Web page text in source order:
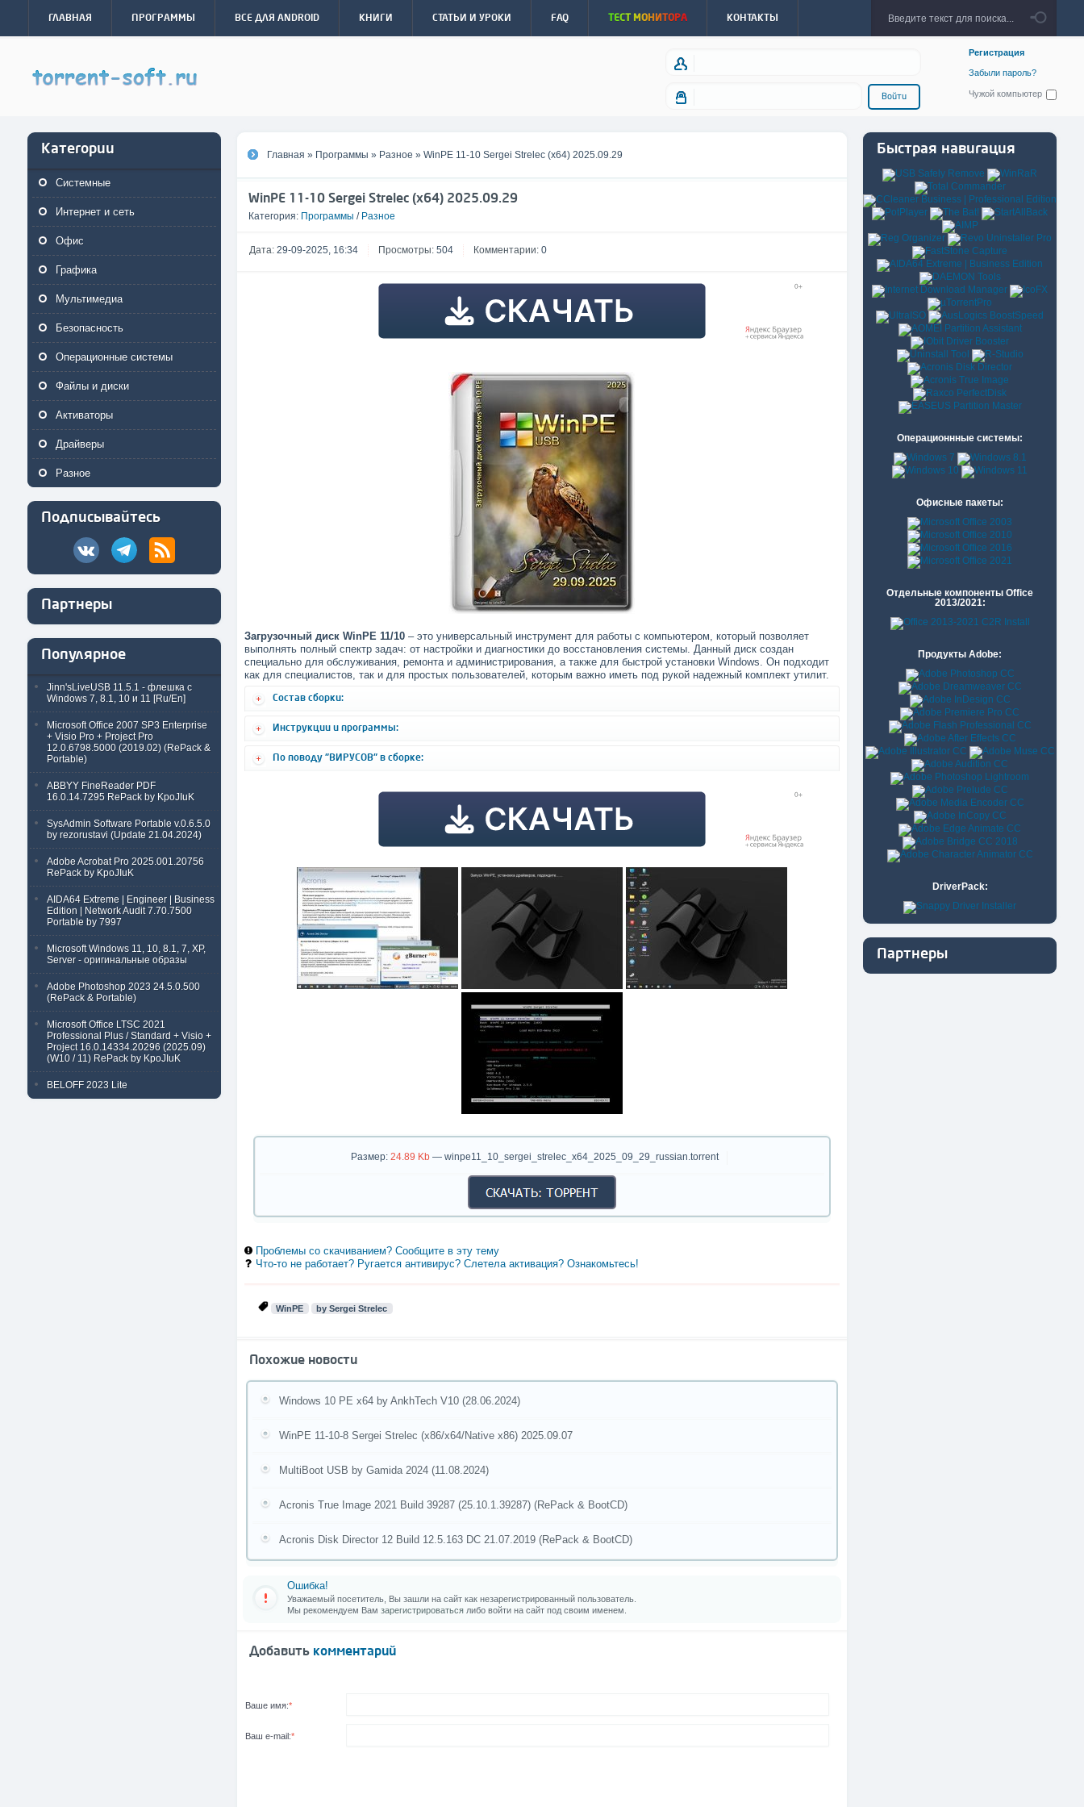
ГЛАВНАЯ ПРОГРАММЫ ВСЕ ДЛЯ ANDROID КНИГИ СТАТЬИ И УРОКИ FAQ ТЕСТ МОНИТОРА КОНТАКТЫ
Войти
Регистрация
Забыли пароль?
Чужой компьютер
Категории
Системные
Интернет и сеть
Офис
Графика
Мультимедиа
Безопасность
Операционные системы
Файлы и диски
Активаторы
Драйверы
Разное
Подписывайтесь
Партнеры
Популярное
Jinn'sLiveUSB 11.5.1 - флешка с
Windows 7, 8.1, 10 и 11 [Ru/En]
Microsoft Office 2007 SP3 Enterprise
+ Visio Pro + Project Pro
12.0.6798.5000 (2019.02) (RePack &
Portable)
ABBYY FineReader PDF
16.0.14.7295 RePack by KpoJIuK
SysAdmin Software Portable v.0.6.5.0
by rezorustavi (Update 21.04.2024)
Adobe Acrobat Pro 2025.001.20756
RePack by KpoJIuK
AIDA64 Extreme | Engineer | Business
Edition | Network Audit 7.70.7500
Portable by 7997
Microsoft Windows 11, 10, 8.1, 7, XP,
Server - оригинальные образы
Adobe Photoshop 2023 24.5.0.500
(RePack & Portable)
Microsoft Office LTSC 2021
Professional Plus / Standard + Visio +
Project 16.0.14334.20296 (2025.09)
(W10 / 11) RePack by KpoJIuK
BELOFF 2023 Lite
Быстрая навигация
Операционнные системы:
Офисные пакеты:
Отдельные компоненты Office
2013/2021:
Продукты Adobe:
DriverPack:
Партнеры
Главная » Программы » Разное » WinPE 11-10 Sergei Strelec (x64) 2025.09.29
WinPE 11-10 Sergei Strelec (x64) 2025.09.29
Категория: Программы / Разное
Дата:29-09-2025, 16:34 Просмотры:504 Комментарии:0
Загрузочный диск WinPE 11/10– это универсальный инструмент для работы с компьютером, который позволяет
выполнять полный спектр задач: от настройки и диагностики до восстановления системы. Данный диск создан
специально для обслуживания, ремонта и администрирования, а также для быстрой установки Windows. Он подходит
как для специалистов, так и для простых пользователей, которым важно иметь под рукой надежный комплект утилит.
Состав сборки:
Инструкции и программы:
По поводу "ВИРУСОВ" в сборке:
Размер: 24.89 Kb— winpe11_10_sergei_strelec_x64_2025_09_29_russian.torrent
Проблемы со скачиванием? Сообщите в эту тему
Что-то не работает? Ругается антивирус? Слетела активация? Ознакомьтесь!
WinPE by Sergei Strelec
Похожие новости
Windows 10 PE x64 by AnkhTech V10 (28.06.2024)
WinPE 11-10-8 Sergei Strelec (x86/x64/Native x86) 2025.09.07
MultiBoot USB by Gamida 2024 (11.08.2024)
Acronis True Image 2021 Build 39287 (25.10.1.39287) (RePack & BootCD)
Acronis Disk Director 12 Build 12.5.163 DC 21.07.2019 (RePack & BootCD)
Ошибка!
Уважаемый посетитель, Вы зашли на сайт как незарегистрированный пользователь.
Мы рекомендуем Вам зарегистрироватьсялибо войти на сайт под своим именем.
Добавить комментарий
Ваше имя:*
Ваш e-mail:*